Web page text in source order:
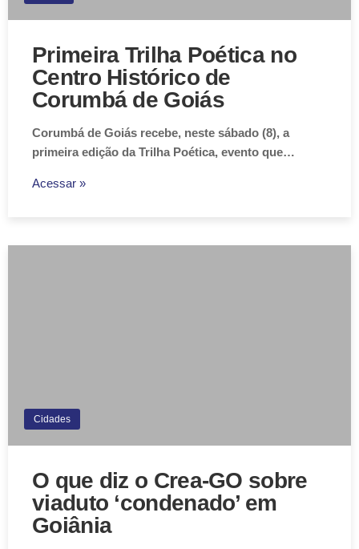
Primeira Trilha Poética no
Centro Histórico de
Corumbá de Goiás
Corumbá de Goiás recebe, neste sábado (8), a
primeira edição da Trilha Poética, evento que…
Acessar »
Cidades
O que diz o Crea-GO sobre
viaduto ‘condenado’ em
Goiânia